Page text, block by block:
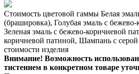
Стоимость цветовой гаммы Белая
(брашировка), Голубая эмаль с
Зеленая эмаль с бежево-коричневой
коричневой патиной, Шампань с
стоимости изделия
Внимание! Возможность
тистением в конкретном товаре